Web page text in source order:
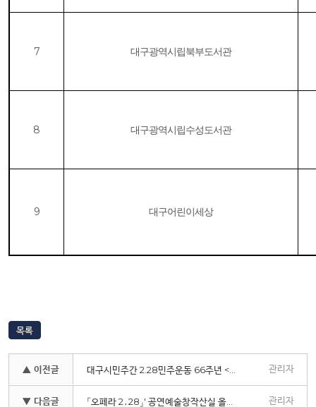
7 대구광역시립북부도서관
8 대구광역시립수성도서관
9 대구어린이세상
목록
▲ 이전글 관리자
▼ 다음글 관리자